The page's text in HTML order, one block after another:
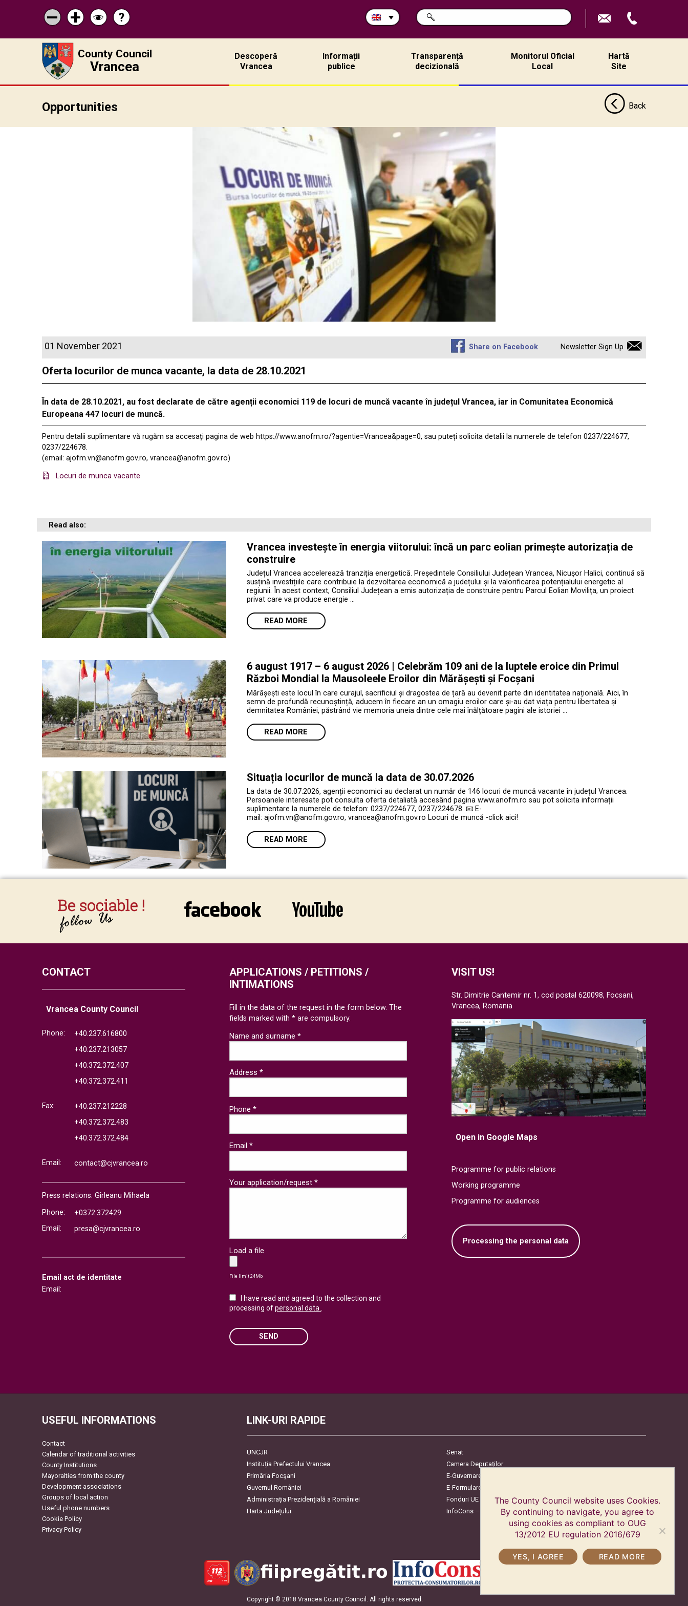
Micșorează
scrisul
Mărește
scrisul
Schimbă
contrastul
Help
?
Search
in
SEARCH
County Council
Vrancea
Descoperă
Vrancea
Informații
publice
Transparență
decizională
Monitorul Oficial
Local
Hartă
Site
Opportunities Back
01 November 2021 Share on Facebook Newsletter Sign Up
Oferta locurilor de munca vacante, la data de 28.10.2021
În data de 28.10.2021, au fostdeclarate de către agenții economici 119 de locuri de muncă vacante în județul Vrancea, iar in Comunitatea Economică
Europeana 447 locuri de muncă.
Pentru detalii suplimentare vă rugăm sa accesați pagina de web https://www.anofm.ro/?agentie=Vrancea&page=0, sau puteți solicita detalii la numerele de telefon 0237/224677,
0237/224678.
(email: ajofm.vn@anofm.gov.ro, vrancea@anofm.gov.ro)
Locuri de munca vacante
Read also:
Vrancea investește în energia viitorului: încă un parc eolian primește autorizația de
construire
Județul Vrancea accelerează tranziția energetică. Președintele Consiliului Județean Vrancea, Nicușor Halici, continuă să
susțină investițiile care contribuie la dezvoltarea economică a județului și la valorificarea potențialului energetic al
regiunii. În acest context, Consiliul Județean a emis autorizația de construire pentru Parcul Eolian Movilița, un proiect
privat care va produce energie …
READ MORE
6 august 1917 – 6 august 2026 | Celebrăm 109 ani de la luptele eroice din Primul
Război Mondial la Mausoleele Eroilor din Mărășești și Focșani
Mărășești este locul în care curajul, sacrificiul și dragostea de țară au devenit parte din identitatea națională. Aici, în
semn de profundă recunoștință, aducem în fiecare an un omagiu eroilor care și-au dat viața pentru libertatea și
demnitatea României, păstrând vie memoria uneia dintre cele mai înălțătoare pagini ale istoriei …
READ MORE
Situația locurilor de muncă la data de 30.07.2026
La data de 30.07.2026, agenții economici au declarat un număr de 146 locuri de muncă vacante în județul Vrancea.
Persoanele interesate pot consulta oferta detaliată accesând pagina www.anofm.ro sau pot solicita informații
suplimentare la numerele de telefon: 0237/224677, 0237/224678. 📧 E-
mail: ajofm.vn@anofm.gov.ro, vrancea@anofm.gov.ro Locuri de muncă -click aici!
READ MORE
CONTACT
Vrancea County Council
Phone:
+40.237.616800
+40.237.213057
+40.372.372.407
+40.372.372.411
Fax:
+40.237.212228
+40.372.372.483
+40.372.372.484
Email: contact@cjvrancea.ro
Press relations: Gîrleanu Mihaela
Phone:
+0372.372429
Email:
presa@cjvrancea.ro
Email act de identitate
Email:
VISIT US!
Str. Dimitrie Cantemir nr. 1, cod postal 620098, Focsani,
Vrancea, Romania
Open in Google Maps
Programme for public relations
Working programme
Programme for audiences
Processing the personal data
APPLICATIONS / PETITIONS /
INTIMATIONS
Fill in the data of the request in the form below. The
fields marked with * are compulsory.
Name and surname *
Address *
Phone *
Email *
Your application/request *
Load a file
File limit 24Mb
I have read and agreed to the collection and
processing ofpersonal data.
SEND
USEFUL INFORMATIONS
Contact
Calendar of traditional activities
County Institutions
Mayoralties from the county
Development associations
Groups of local action
Useful phone numbers
Cookie Policy
Privacy Policy
LINK-URI RAPIDE
UNCJR
Senat
Instituția Prefectului Vrancea
Camera Deputaților
Primăria Focşani
E-Guvernare
Guvernul României
E-Formulare
Administrația Prezidențială a României
Fonduri UE
Harta Județului
InfoCons – Protecția Consumatorilor
Copyright © 2018 Vrancea County Council. All rights reserved.
The County Council website uses Cookies.
By continuing to navigate, you agree to
using cookies as compliant to OUG
13/2012 EU regulation 2016/679
YES, I AGREE READ MORE